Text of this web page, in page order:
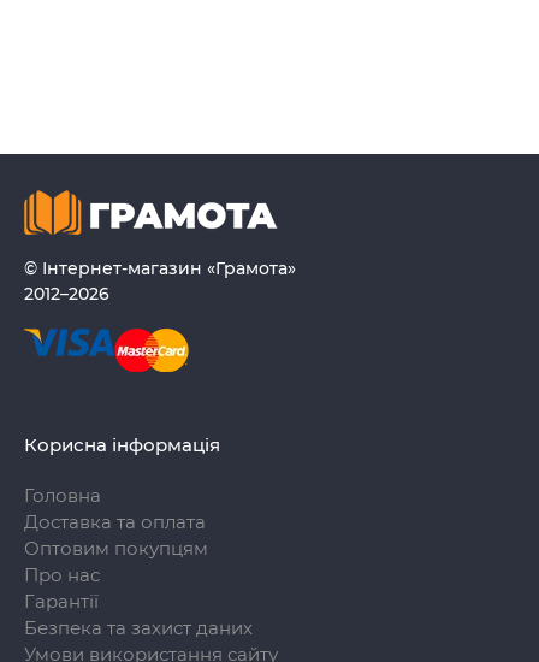
© Інтернет-магазин «Грамота»
2012–2026
Корисна інформація
Головна
Доставка та оплата
Оптовим покупцям
Про нас
Гарантії
Безпека та захист даних
Умови використання сайту